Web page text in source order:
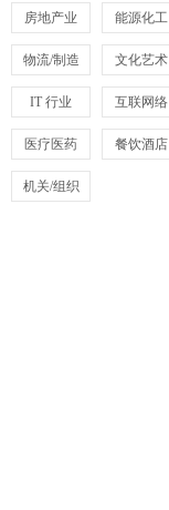
房地产业 能源化工
物流/制造 文化艺术
IT 行业 互联网络
医疗医药 餐饮酒店
机关/组织